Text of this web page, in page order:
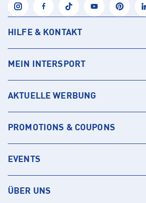
HILFE & KONTAKT
MEIN INTERSPORT
AKTUELLE WERBUNG
PROMOTIONS & COUPONS
EVENTS
ÜBER UNS